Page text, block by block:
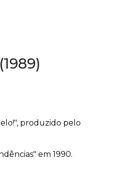
produzido pelo
em 1990.